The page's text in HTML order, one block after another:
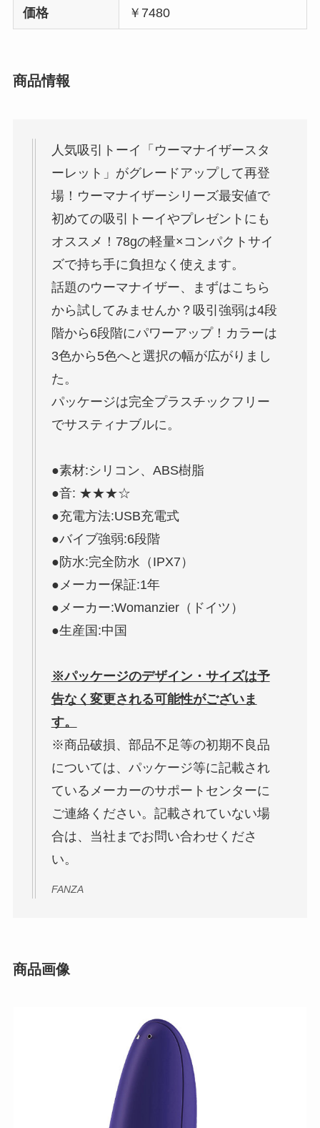
価格 ￥7480
商品情報
人気吸引トーイ「ウーマナイザースタ
ーレット」がグレードアップして再登
場！ウーマナイザーシリーズ最安値で
初めての吸引トーイやプレゼントにも
オススメ！78gの軽量×コンパクトサイ
ズで持ち手に負担なく使えます。
話題のウーマナイザー、まずはこちら
から試してみませんか？吸引強弱は4段
階から6段階にパワーアップ！カラーは
3色から5色へと選択の幅が広がりまし
た。
パッケージは完全プラスチックフリー
でサスティナブルに。
●素材:シリコン、ABS樹脂
●音: ★★★☆
●充電方法:USB充電式
●バイブ強弱:6段階
●防水:完全防水（IPX7）
●メーカー保証:1年
●メーカー:Womanzier（ドイツ）
●生産国:中国
※パッケージのデザイン・サイズは予
告なく変更される可能性がございま
す。
※商品破損、部品不足等の初期不良品
については、パッケージ等に記載され
ているメーカーのサポートセンターに
ご連絡ください。記載されていない場
合は、当社までお問い合わせくださ
い。
FANZA
商品画像